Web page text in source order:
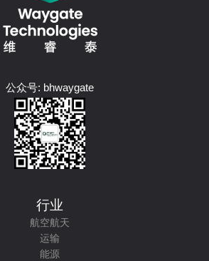
公众号: bhwaygate
行业
航空航天
运输
能源